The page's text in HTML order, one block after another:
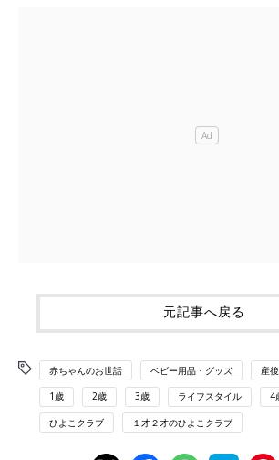
元記事へ戻る
赤ちゃんのお世話 ベビー用品・グッズ 産
1歳 2歳 3歳 ライフスタイル 4
ひよこクラブ １才２才のひよこクラブ